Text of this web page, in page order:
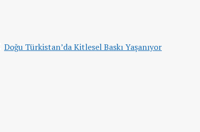
Doğu Türkistan’da Kitlesel Baskı Yaşanıyor